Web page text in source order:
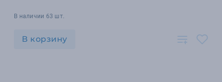
В наличии 63 шт.
В корзину